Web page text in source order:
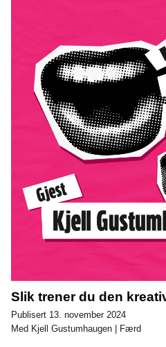
Slik trener du den
Publisert 13. november 2024
Med Kjell Gustumhaugen | Færd